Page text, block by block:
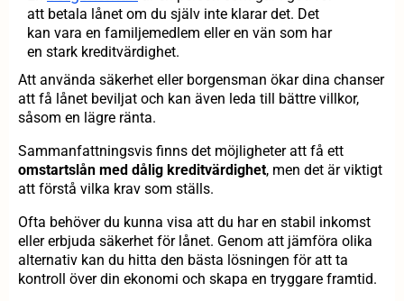
att betala lånet om du själv inte klarar det. Det
kan vara en familjemedlem eller en vän som har
en stark kreditvärdighet.
Att använda säkerhet eller borgensman ökar dina chanser
att få lånet beviljat och kan även leda till bättre villkor,
såsom en lägre ränta.
Sammanfattningsvis finns det möjligheter att få ett
omstartslån med dålig kreditvärdighet, men det är viktigt
att förstå vilka krav som ställs.
Ofta behöver du kunna visa att du har en stabil inkomst
eller erbjuda säkerhet för lånet. Genom att jämföra olika
alternativ kan du hitta den bästa lösningen för att ta
kontroll över din ekonomi och skapa en tryggare framtid.